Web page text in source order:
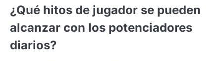
¿Qué hitos de jugador se pueden
alcanzar con los potenciadores
diarios?